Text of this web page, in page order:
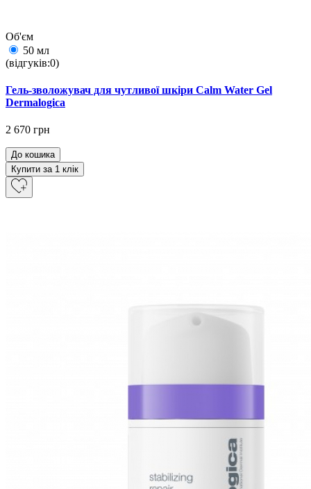
Об'єм
50 мл
(відгуків:0)
Гель-зволожувач для чутливої шкіри Сalm Water Gel
Dermalogica
2 670 грн
До кошика
Купити за 1 клiк